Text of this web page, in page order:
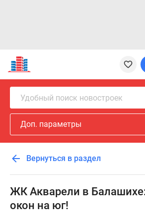
Новостройки
Квартиры
Ипотека
Новостройки
Москвы
Новостройки
Подмосковья
Новостройки
Москвы
Готовые
новостройки
Новостройки
Удобный поиск новостроек
Доп. параметры
Вернуться в раздел
ЖК Акварели в
окон на юг!